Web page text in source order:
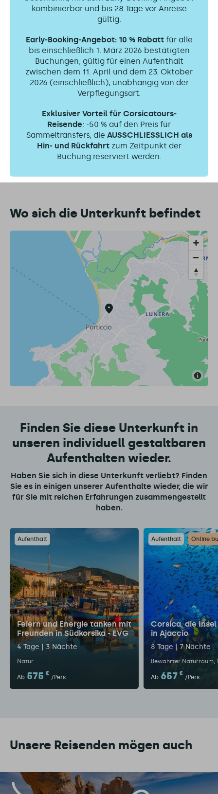
kombinierbar und bis 28 Tage vor Anreise
gültig.
Early-Booking-Angebot: 10 % Rabattfür alle
bis einschließlich 1. März 2026 bestätigten
Buchungen, gültig für einen Aufenthalt
zwischen dem 11. April und dem 23. Oktober
2026 (einschließlich), unabhängig von der
Verpflegungsart.
Exklusiver Vorteil für Corsicatours-
Reisende: -50 % auf den Preis für
Sammeltransfers, die AUSSCHLIESSLICH als
Hin- und Rückfahrtzum Zeitpunkt der
Buchung reserviert werden.
Wo sich die Unterkunft befindet
Finden Sie diese Unterkunft in
unseren individuell gestaltbaren
Aufenthalten wieder.
Haben Sie sich in diese Unterkunft verliebt? Finden
Sie es in einigen unserer Aufenthalte wieder, die wir
für Sie mit reichen Erfahrungen zusammengestellt
haben.
Aufenthalt
Feiern und Energie tanken mit
Freunden in Südkorsika - EVG
4 Tage | 3 Nächte
Natur
Ab 575 €
/Pers.
Aufenthalt Online
Corsica, die
in Ajaccio
8 Tage | 7 Nächte
Bewahrter Naturraum
Ab 657 €
/Pers.
Unsere Reisenden mögen auch